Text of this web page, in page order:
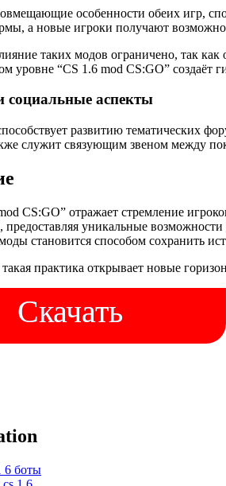
особенности обеих игр,
а новые игроки получают
таких модов ограничено, так
уровне “CS 1.6 mod CS:GO” создаёт
социальные аспекты
развитию тематических
служит связующим звеном между
CS:GO” отражает стремление
уникальные
становится способом сохранить
практика открывает новые
Скачать
6 боты